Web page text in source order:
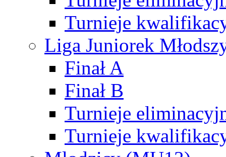
Turnieje
Liga Juniorek
Finał A
Finał B
Turnieje
Turnieje